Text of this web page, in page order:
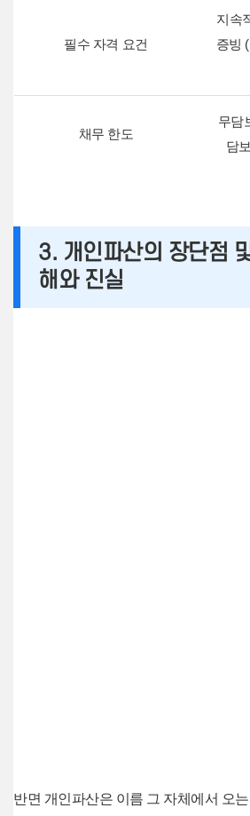
필수 자격 요건
지속
증빙
채무 한도
무담
담
3. 개인파산의 장단점
해와 진실
반면 개인파산은 이름 그 자체에서 오